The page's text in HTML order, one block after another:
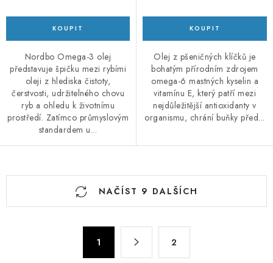
Nordbo Omega-3 olej
představuje špičku mezi rybími
oleji z hlediska čistoty,
čerstvosti, udržitelného chovu
ryb a ohledu k životnímu
prostředí. Zatímco průmyslovým
standardem u...
Olej z pšeničných klíčků je
bohatým přírodním zdrojem
omega-6 mastných kyselin a
vitamínu E, který patří mezi
nejdůležitější antioxidanty v
organismu, chrání buňky před...
O
NAČÍST 9 DALŠÍCH
1 2